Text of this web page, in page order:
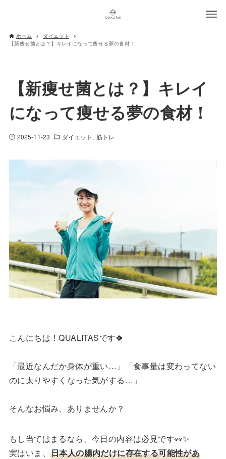
ホーム
ダイエット
【新痩せ菌とは？】キレイになって痩せる夢の食材！
【新痩せ菌とは？】キレイ
になって痩せる夢の食材！
2025-11-23 ダイエット 筋トレ
こんにちは！QUALITASです🍀
「最近なんだか身体が重い…」「食事量は変わってない
のに太りやすくなった気がする…」
そんなお悩み、ありませんか？
もし当てはまるなら、今日の内容は必見です👀✨
実はいま、 日本人の腸内だけに存在する可能性があ